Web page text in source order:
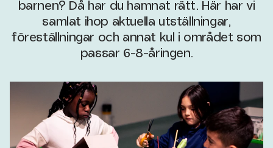
barnen? Då har du hamnat rätt. Här har vi
samlat ihop aktuella utställningar,
föreställningar och annat kul i området som
passar 6-8-åringen.